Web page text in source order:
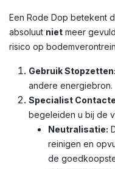
Een Rode Dop betekent
absoluut niet meer
risico op
Gebruik Stopzetten:
andere energiebron.
Specialist
begeleiden u bij de
Neutralisatie:
reinigen en
de